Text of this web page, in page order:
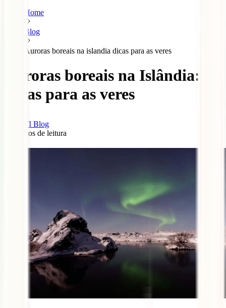
Home
Blog
Auroras boreais na islandia dicas para as veres
Auroras boreais na Islândia:
Dicas para as veres
IATI Blog
minutos de leitura